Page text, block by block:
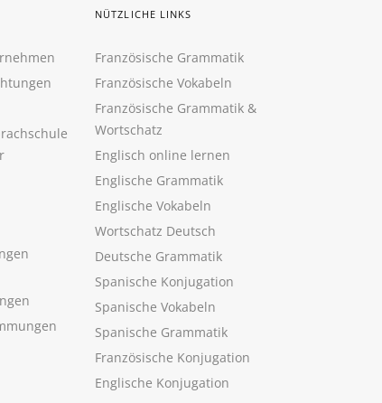
NÜTZLICHE LINKS
Französische Grammatik
Französische Vokabeln
Französische Grammatik &
Wortschatz
Englisch online lernen
Englische Grammatik
Englische Vokabeln
Wortschatz Deutsch
Deutsche Grammatik
Spanische Konjugation
Spanische Vokabeln
Spanische Grammatik
Französische Konjugation
Englische Konjugation